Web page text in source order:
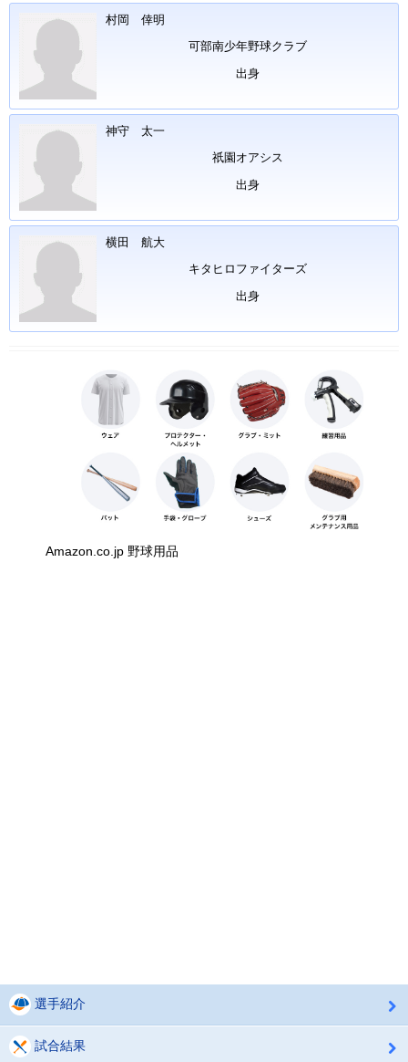
村岡 倖明
可部南少年野球クラブ
出身
神守 太一
祇園オアシス
出身
横田 航大
キタヒロファイターズ
出身
Amazon.co.jp 野球用品
選手紹介
試合結果